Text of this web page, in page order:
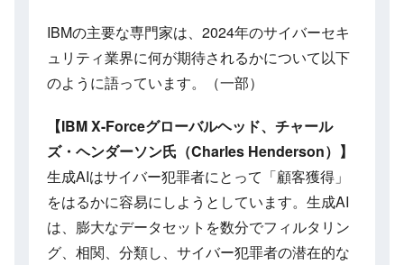
IBMの主要な専門家は、2024年のサイバーセキ
ュリティ業界に何が期待されるかについて以下
のように語っています。（一部）
【IBM X-Forceグローバルヘッド、チャール
ズ・ヘンダーソン氏（Charles Henderson）】
生成AIはサイバー犯罪者にとって「顧客獲得」
をはるかに容易にしようとしています。生成AI
は、膨大なデータセットを数分でフィルタリン
グ、相関、分類し、サイバー犯罪者の潜在的な